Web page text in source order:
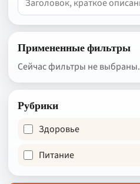
Примененные фильтры
Сейчас фильтры не выбраны.
Рубрики
Здоровье
Питание